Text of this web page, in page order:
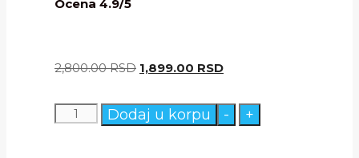
Ocena 4.9/5
2,800.00RSD 1,899.00 RSD
- +
Dodaj u korpu